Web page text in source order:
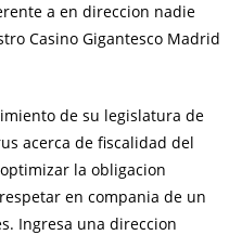
a en direccion nadie
Casino Gigantesco Madrid
de su legislatura de
acerca de fiscalidad del
la obligacion
en compania de un
Ingresa una direccion